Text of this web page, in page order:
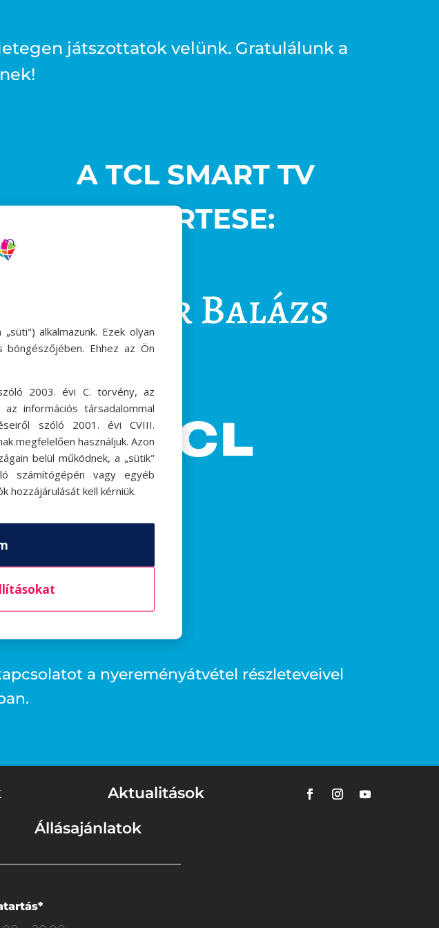
játszottatok velünk. Gratulálunk a
A TCL SMART TV
NYERTESE:
Kollár Balázs
a nyereményátvétel részleteveivel
Aktualitások
Állásajánlatok
alkalmazunk. Ezek olyan
Ehhez az Ön
2003. évi C. törvény, az
információs társadalommal
szóló 2001. évi CVIII.
megfelelően használjuk. Azon
belül működnek, a „sütik"
számítógépén vagy egyéb
hozzájárulását kell kérniük.